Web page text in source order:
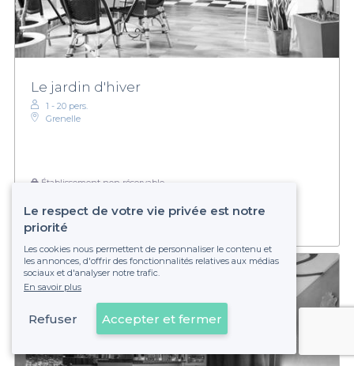
Le jardin d'hiver
1 - 20 pers.
Grenelle
Établissement non réservable
Voir sur la carte
Le respect de votre vie privée est notre
priorité
Les cookies nous permettent de personnaliser le contenu et
les annonces, d'offrir des fonctionnalités relatives aux médias
sociaux et d'analyser notre trafic.
En savoir plus
Refuser Accepter et fermer